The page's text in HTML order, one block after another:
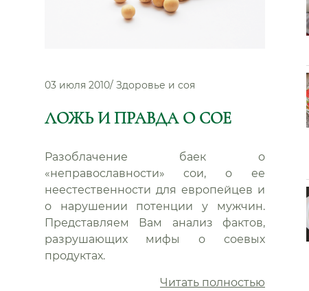
аллергенов”
03 июля 2010/ Здоровье и соя
ЛОЖЬ И ПРАВДА О СОЕ
Разоблачение баек о
«неправославности» сои, о ее
неестественности для европейцев и
о нарушении потенции у мужчин.
Представляем Вам анализ фактов,
разрушающих мифы о соевых
продуктах.
Читать полностью